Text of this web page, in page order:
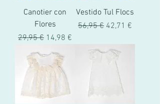
Canotier con
Flores
Precio
29,95 € Precio de oferta
14,98 €
Vestido Tul Flocs
Precio
56,95 € Precio de oferta
42,71 €